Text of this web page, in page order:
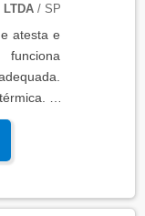
LTDA/ SP
atesta e
A
a
que
a
frias,